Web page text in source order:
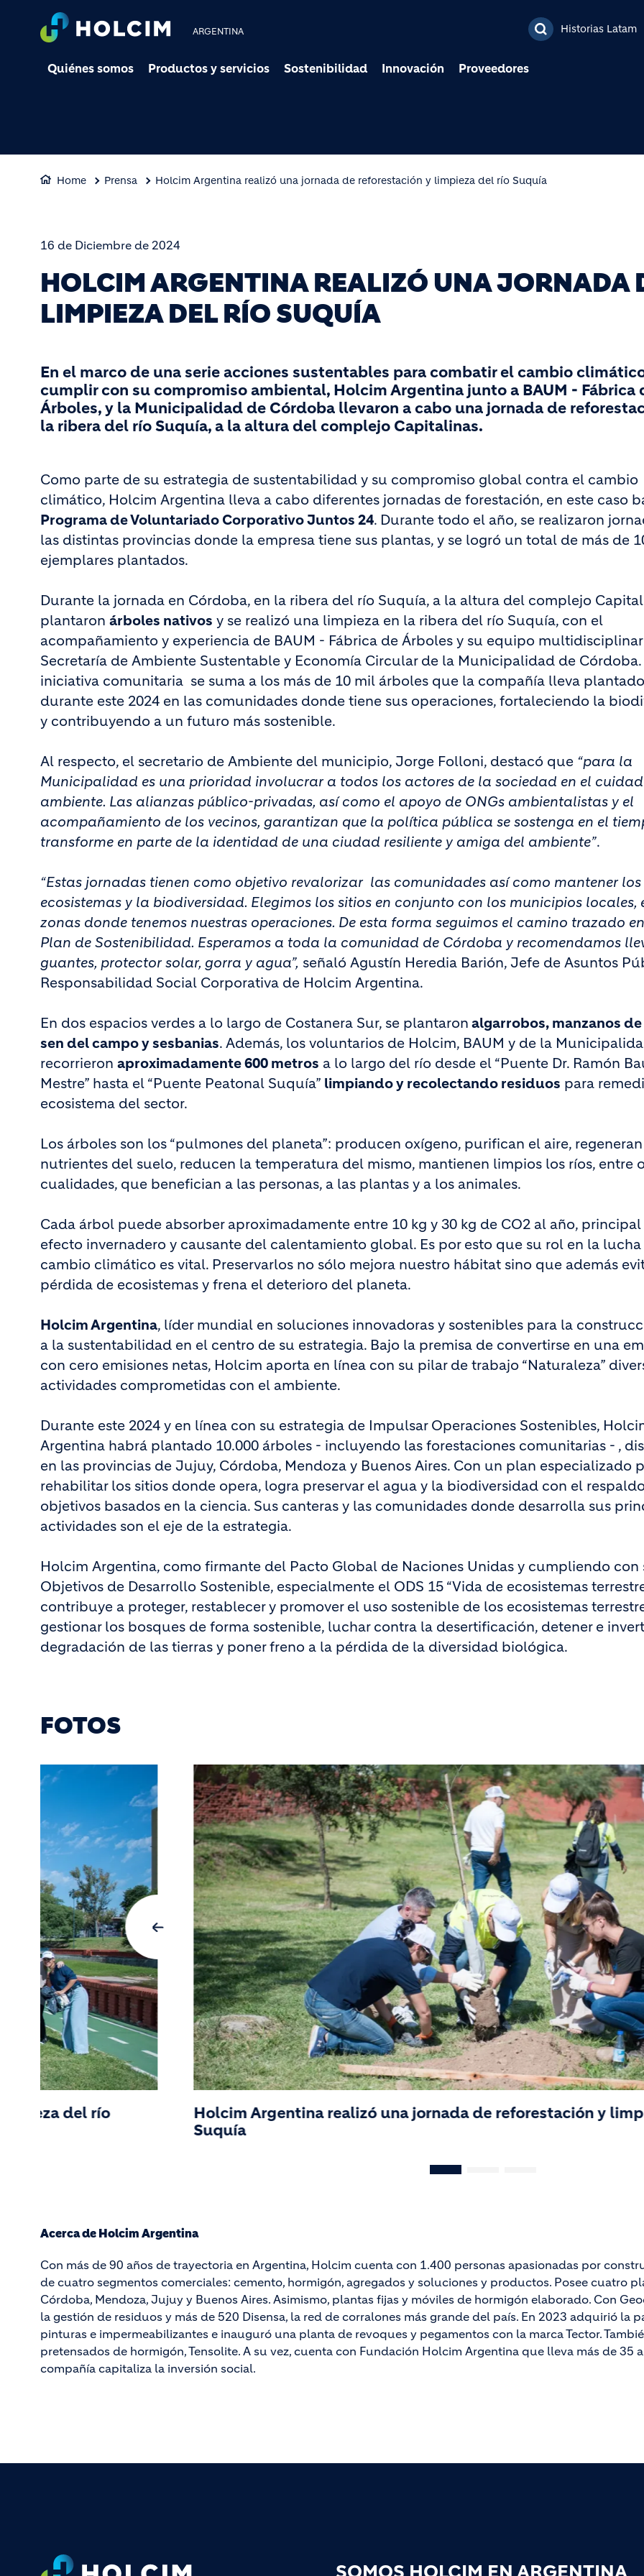
Pasar al contenido
ARGENTINA Historias Latam
Quiénes somos Productos y servicios Sostenibilidad Innovación Proveedores
Home Prensa Holcim Argentina realizó una jornada de reforestación y limpieza del río Suquía
16 de Diciembre de 2024
HOLCIM ARGENTINA REALIZÓ UNA JORNADA
LIMPIEZA DEL RÍO SUQUÍA
En el marco de una serie acciones sustentables para combatir el cambio
cumplir con su compromiso ambiental, Holcim Argentina junto a BAUM - Fábrica
Árboles, y la Municipalidad de Córdoba llevaron a cabo una jornada de
la ribera del río Suquía, a la altura del complejo Capitalinas.
Como parte de su estrategia de sustentabilidad y su compromiso global contra el cambio
climático, Holcim Argentina lleva a cabo diferentes jornadas de forestación, en este caso
Programa de Voluntariado Corporativo Juntos 24. Durante todo el año, se realizaron
las distintas provincias donde la empresa tiene sus plantas, y se logró un total de más de
ejemplares plantados.
Durante la jornada en Córdoba, en la ribera del río Suquía, a la altura del complejo
plantaron árboles nativos y se realizó una limpieza en la ribera del río Suquía, con el
acompañamiento y experiencia de BAUM - Fábrica de Árboles y su equipo
Secretaría de Ambiente Sustentable y Economía Circular de la Municipalidad de Córdoba.
iniciativa comunitaria se suma a los más de 10 mil árboles que la compañía lleva
durante este 2024 en las comunidades donde tiene sus operaciones, fortaleciendo la
y contribuyendo a un futuro más sostenible.
Al respecto, el secretario de Ambiente del municipio, Jorge Folloni, destacó que “para la
Municipalidad es una prioridad involucrar a todos los actores de la sociedad en el
ambiente. Las alianzas público-privadas, así como el apoyo de ONGs ambientalistas y el
acompañamiento de los vecinos, garantizan que la política pública se sostenga en el
transforme en parte de la identidad de una ciudad resiliente y amiga del ambiente”.
“Estas jornadas tienen como objetivo revalorizar las comunidades así como mantener los
ecosistemas y la biodiversidad. Elegimos los sitios en conjunto con los municipios locales,
zonas donde tenemos nuestras operaciones. De esta forma seguimos el camino trazado
Plan de Sostenibilidad. Esperamos a toda la comunidad de Córdoba y recomendamos
guantes, protector solar, gorra y agua”, señaló Agustín Heredia Barión, Jefe de Asuntos
Responsabilidad Social Corporativa de Holcim Argentina.
En dos espacios verdes a lo largo de Costanera Sur, se plantaron algarrobos, manzanos
sen del campo y sesbanias. Además, los voluntarios de Holcim, BAUM y de la
recorrieron aproximadamente 600 metros a lo largo del río desde el “Puente Dr. Ramón
Mestre” hasta el “Puente Peatonal Suquía” limpiando y recolectando residuos para
ecosistema del sector.
Los árboles son los “pulmones del planeta”: producen oxígeno, purifican el aire,
nutrientes del suelo, reducen la temperatura del mismo, mantienen limpios los ríos, entre
cualidades, que benefician a las personas, a las plantas y a los animales.
Cada árbol puede absorber aproximadamente entre 10 kg y 30 kg de CO2 al año, principal
efecto invernadero y causante del calentamiento global. Es por esto que su rol en la
cambio climático es vital. Preservarlos no sólo mejora nuestro hábitat sino que además
pérdida de ecosistemas y frena el deterioro del planeta.
Holcim Argentina, líder mundial en soluciones innovadoras y sostenibles para la
a la sustentabilidad en el centro de su estrategia. Bajo la premisa de convertirse en una
con cero emisiones netas, Holcim aporta en línea con su pilar de trabajo “Naturaleza”
actividades comprometidas con el ambiente.
Durante este 2024 y en línea con su estrategia de Impulsar Operaciones Sostenibles,
Argentina habrá plantado 10.000 árboles - incluyendo las forestaciones comunitarias - ,
en las provincias de Jujuy, Córdoba, Mendoza y Buenos Aires. Con un plan especializado
rehabilitar los sitios donde opera, logra preservar el agua y la biodiversidad con el
objetivos basados en la ciencia. Sus canteras y las comunidades donde desarrolla sus
actividades son el eje de la estrategia.
Holcim Argentina, como firmante del Pacto Global de Naciones Unidas y cumpliendo con
Objetivos de Desarrollo Sostenible, especialmente el ODS 15 “Vida de ecosistemas
contribuye a proteger, restablecer y promover el uso sostenible de los ecosistemas
gestionar los bosques de forma sostenible, luchar contra la desertificación, detener e
degradación de las tierras y poner freno a la pérdida de la diversidad biológica.
FOTOS
del río
Holcim Argentina realizó una jornada de reforestación y
Suquía
Acerca de Holcim Argentina
Con más de 90 años de trayectoria en Argentina, Holcim cuenta con 1.400 personas apasionadas por
de cuatro segmentos comerciales: cemento, hormigón, agregados y soluciones y productos. Posee cuatro
Córdoba, Mendoza, Jujuy y Buenos Aires. Asimismo, plantas fijas y móviles de hormigón elaborado. Con
la gestión de residuos y más de 520 Disensa, la red de corralones más grande del país. En 2023 adquirió la
pinturas e impermeabilizantes e inauguró una planta de revoques y pegamentos con la marca Tector.
pretensados de hormigón, Tensolite. A su vez, cuenta con Fundación Holcim Argentina que lleva más de 35
compañía capitaliza la inversión social.